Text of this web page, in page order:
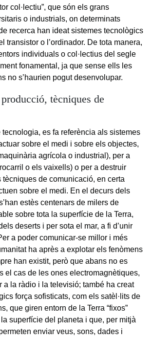
col·lectiu”, que són els grans
o industrials, on determinats
recerca han ideat sistemes tecnològics
transistor o l’ordinador. De tota manera,
individuals o col·lectius del segle
fonamental, ja que sense ells les
no s’haurien pogut desenvolupar.
tècniques de
es fa referència als sistemes
sobre el medi i sobre els objectes,
agrícola o industrial), per a
o els vaixells) o per a destruir
tècniques de comunicació, en certa
sobre el medi. En el decurs dels
estès centenars de milers de
sobre tota la superfície de la Terra,
deserts i per sota el mar, a fi d’unir
a poder comunicar-se millor i més
ha après a explotar els fenòmens
han existit, però que abans no es
el cas de les ones electromagnètiques,
a la ràdio i la televisió; també ha creat
força sofisticats, com els satèl·lits de
que giren entorn de la Terra “fixos”
superfície del planeta i que, per mitjà
enviar veus, sons, dades i